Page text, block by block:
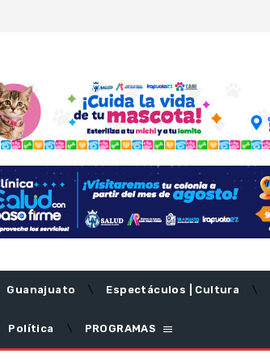
Guanajuato Espectáculos | Cultura
Política PROGRAMAS